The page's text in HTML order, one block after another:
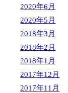
2020年6月
2020年5月
2018年3月
2018年2月
2018年1月
2017年12月
2017年11月